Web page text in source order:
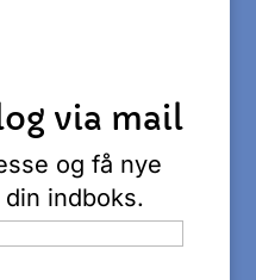
via mail
og få nye
indboks.